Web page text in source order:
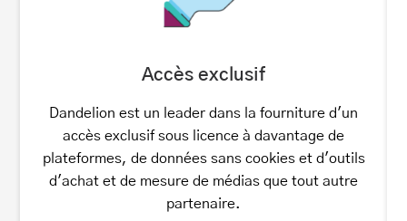
Accès exclusif
Dandelion est un leader dans la fourniture d'un
accès exclusif sous licence à davantage de
plateformes, de données sans cookies et d'outils
d'achat et de mesure de médias que tout autre
partenaire.